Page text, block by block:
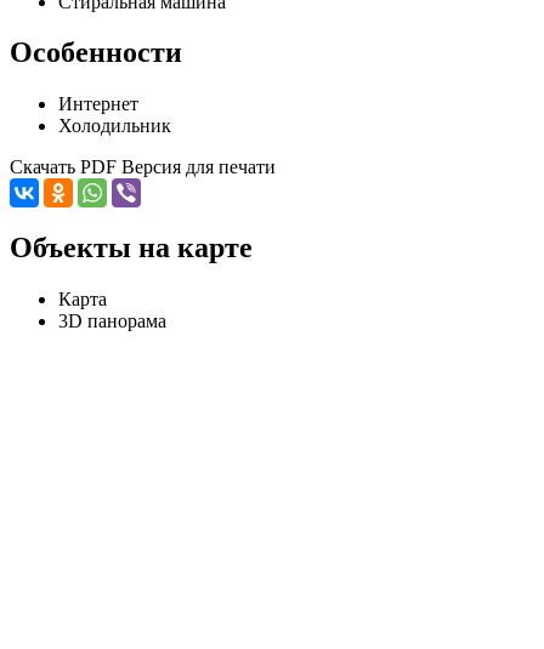
Особенности
Интернет
Холодильник
Скачать PDF Версия для печати
Объекты на карте
Карта
3D панорама